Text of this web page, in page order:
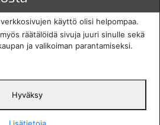
2024. All rights
English
käyttö olisi helpompaa.
räätälöidä sivuja juuri sinulle sekä
ja valikoiman parantamiseksi.
Hyväksy